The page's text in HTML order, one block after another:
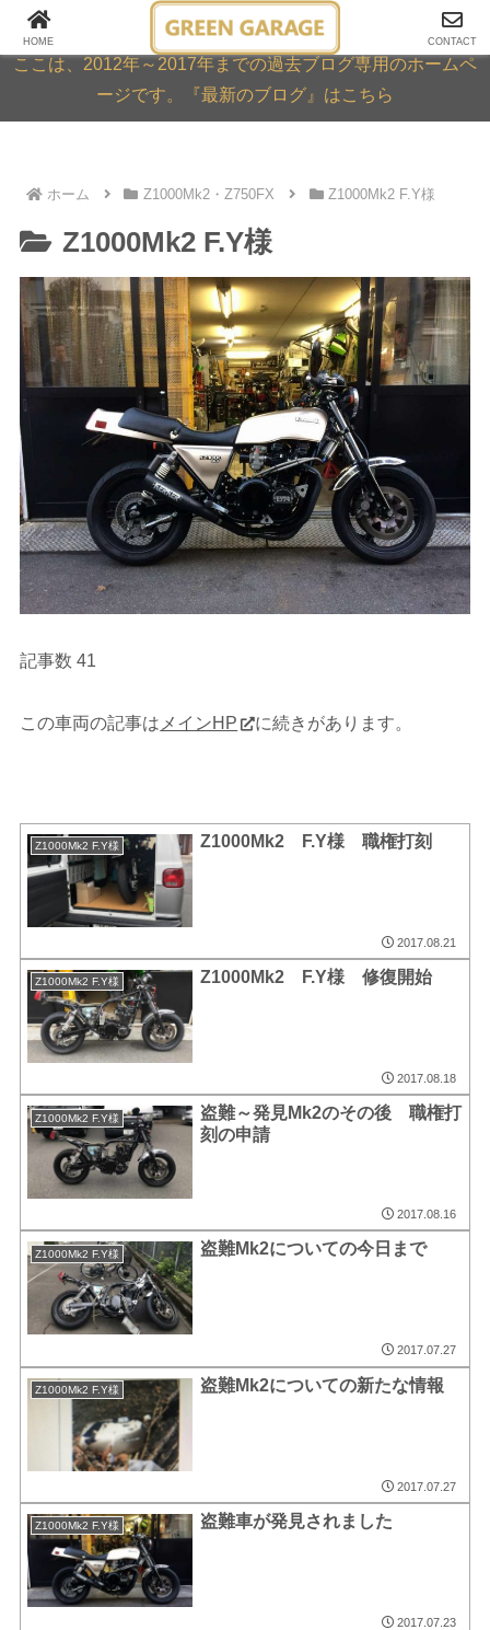
GREEN GARAGE ARCHIVE
ここは、2012年～2017年までの過去ブログ専用のホームペ
ージです。『最新のブログ』はこちら
ホーム Z1000Mk2・Z750FX Z1000Mk2 F.Y様
Z1000Mk2 F.Y様
記事数 41
この車両の記事は メインHP に続きがあります。
Z1000Mk2 F.Y様 Z1000Mk2 F.Y様 職権打刻
2017.08.21
Z1000Mk2 F.Y様 Z1000Mk2 F.Y様 修復開始
2017.08.18
Z1000Mk2 F.Y様
盗難～発見Mk2のその後 職権打
刻の申請
2017.08.16
Z1000Mk2 F.Y様 盗難Mk2についての今日まで
2017.07.27
Z1000Mk2 F.Y様 盗難Mk2についての新たな情報
2017.07.27
Z1000Mk2 F.Y様 盗難車が発見されました
2017.07.23
HOME CONTACT